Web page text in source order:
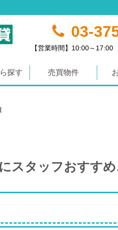
03-
【営業時間】10:00～17:00
探す 売買物件
スタッフおすす